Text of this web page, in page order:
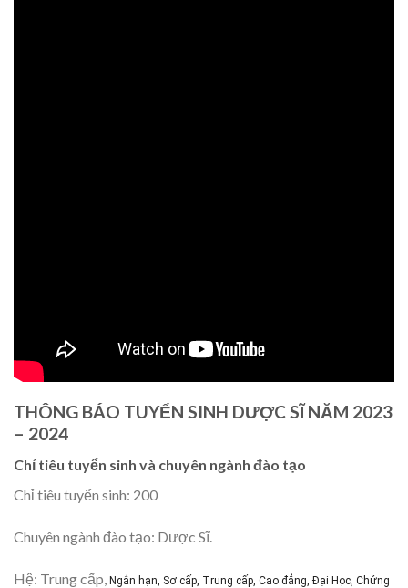
THÔNG BÁO TUYỂN SINH DƯỢC SĨ NĂM 2023
– 2024
Chỉ tiêu tuyển sinh và chuyên ngành đào tạo
Chỉ tiêu tuyển sinh: 200
Chuyên ngành đào tạo: Dược Sĩ.
Hệ: Trung cấp, Ngắn hạn, Sơ cấp, Trung cấp, Cao đẳng, Đại Học, Chứng